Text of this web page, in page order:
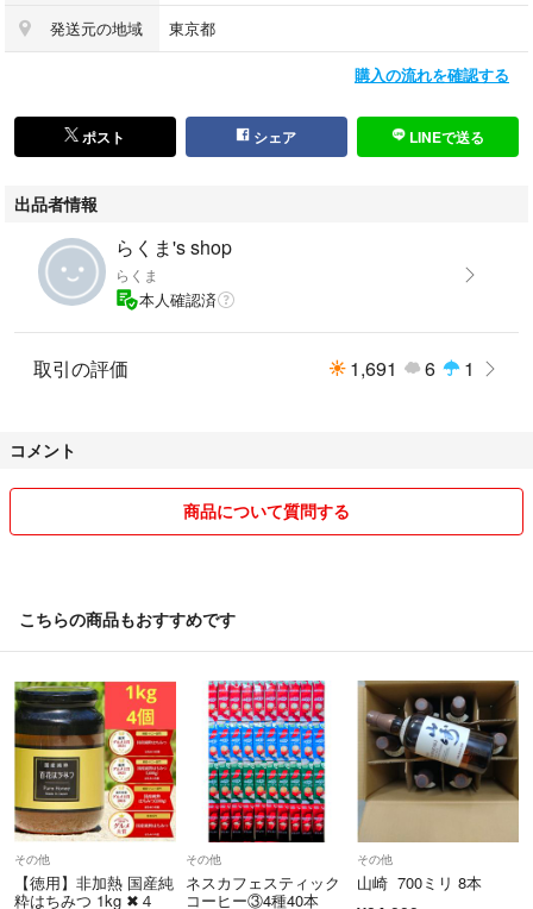
発送元の地域 東京都
購入の流れを確認する
ポスト シェア LINEで送る
出品者情報
らくま's shop
らくま
本人確認済
取引の評価 1,691 6 1
コメント
商品について質問する
こちらの商品もおすすめです
その他
【徳用】非加熱 国産純
粋はちみつ 1kg ✖︎４
その他
ネスカフェスティック
コーヒー③4種40本
その他
山崎 700ミリ 8本